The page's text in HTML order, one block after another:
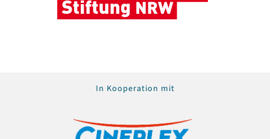
In Kooperation mit